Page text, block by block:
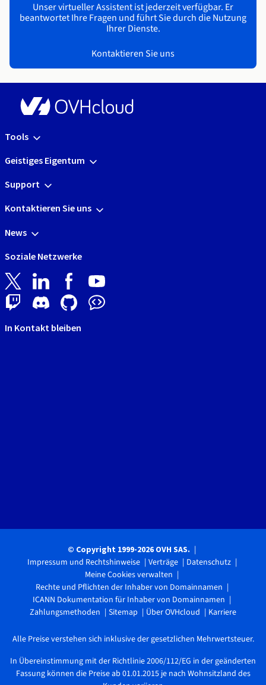
Unser virtueller Assistent ist jederzeit verfügbar. Er
beantwortet Ihre Fragen und führt Sie durch die Nutzung
Ihrer Dienste.
Kontaktieren Sie uns
Tools
Geistiges Eigentum
Support
Kontaktieren Sie uns
News
Soziale Netzwerke
In Kontakt bleiben
© Copyright 1999-2026 OVH SAS.
Impressum und Rechtshinweise Verträge
Datenschutz
Meine Cookies verwalten
Rechte und Pflichten der Inhaber von Domainnamen
ICANN Dokumentation für Inhaber von Domainnamen
Zahlungsmethoden
Sitemap Über OVHcloud Karriere
Alle Preise verstehen sich inklusive der gesetzlichen Mehrwertsteuer.
In Übereinstimmung mit der Richtlinie 2006/112/EG in der geänderten
Fassung können die Preise ab 01.01.2015 je nach Wohnsitzland des